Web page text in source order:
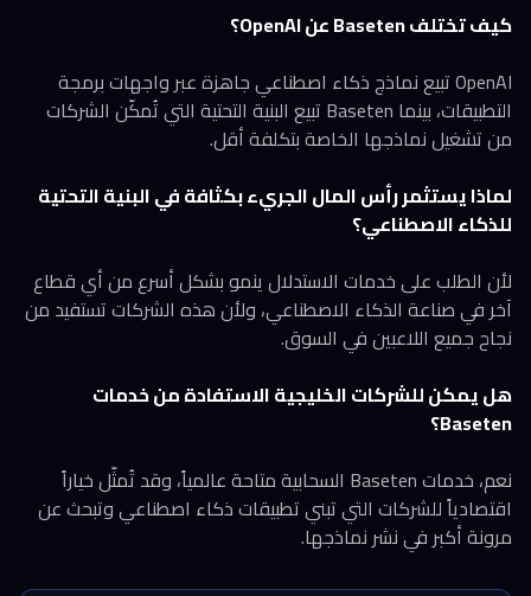
كيف تختلف Baseten عن OpenAI؟
OpenAI تبيع نماذج ذكاء اصطناعي جاهزة عبر واجهات برمجة
التطبيقات، بينما Baseten تبيع البنية التحتية التي تُمكّن الشركات
من تشغيل نماذجها الخاصة بتكلفة أقل.
لماذا يستثمر رأس المال الجريء بكثافة في البنية التحتية
للذكاء الاصطناعي؟
لأن الطلب على خدمات الاستدلال ينمو بشكل أسرع من أي قطاع
آخر في صناعة الذكاء الاصطناعي، ولأن هذه الشركات تستفيد من
نجاح جميع اللاعبين في السوق.
هل يمكن للشركات الخليجية الاستفادة من خدمات
Baseten؟
نعم، خدمات Baseten السحابية متاحة عالمياً، وقد تُمثّل خياراً
اقتصادياً للشركات التي تبني تطبيقات ذكاء اصطناعي وتبحث عن
مرونة أكبر في نشر نماذجها.